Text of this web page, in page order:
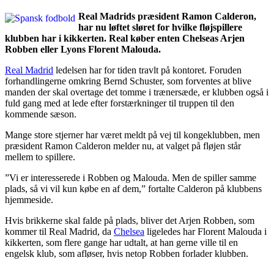
Real Madrids præsident Ramon Calderon,
har nu løftet sløret for hvilke fløjspillere
klubben har i kikkerten. Real køber enten Chelseas Arjen
Robben eller Lyons Florent Malouda.
Real Madrid ledelsen har for tiden travlt på kontoret. Foruden
forhandlingerne omkring Bernd Schuster, som forventes at blive
manden der skal overtage det tomme i trænersæde, er klubben også i
fuld gang med at lede efter forstærkninger til truppen til den
kommende sæson.
Mange store stjerner har været meldt på vej til kongeklubben, men
præsident Ramon Calderon melder nu, at valget på fløjen står
mellem to spillere.
”Vi er interesserede i Robben og Malouda. Men de spiller samme
plads, så vi vil kun købe en af dem,” fortalte Calderon på klubbens
hjemmeside.
Hvis brikkerne skal falde på plads, bliver det Arjen Robben, som
kommer til Real Madrid, da Chelsea ligeledes har Florent Malouda i
kikkerten, som flere gange har udtalt, at han gerne ville til en
engelsk klub, som afløser, hvis netop Robben forlader klubben.